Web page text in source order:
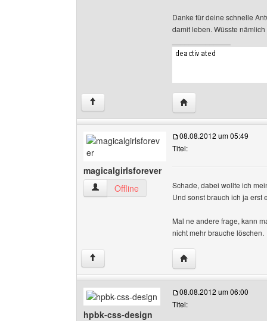
Danke für deine schnelle
damit leben. Wüsste
↑ Website dieses
magicalgirlsforever
magicalgirlsforever Benutzer-Profile anzeigen
Offline
08.08.2012 um 05:49
Titel:
Schade, dabei wollte ich
Und sonst brauch ich ja
Mal ne andere frage, kann
nicht mehr brauche löschen.
↑ Website dieses
hpbk-css-design
08.08.2012 um 06:00
Titel: